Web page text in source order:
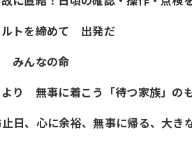
トを締めて 出発だ
みんなの命
より 無事に着こう「待つ家族」の
日、心に余裕、無事に帰る、大き